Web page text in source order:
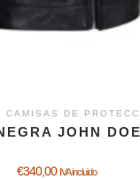
CAMISAS DE
JOHN
€340,00 IVA incluido